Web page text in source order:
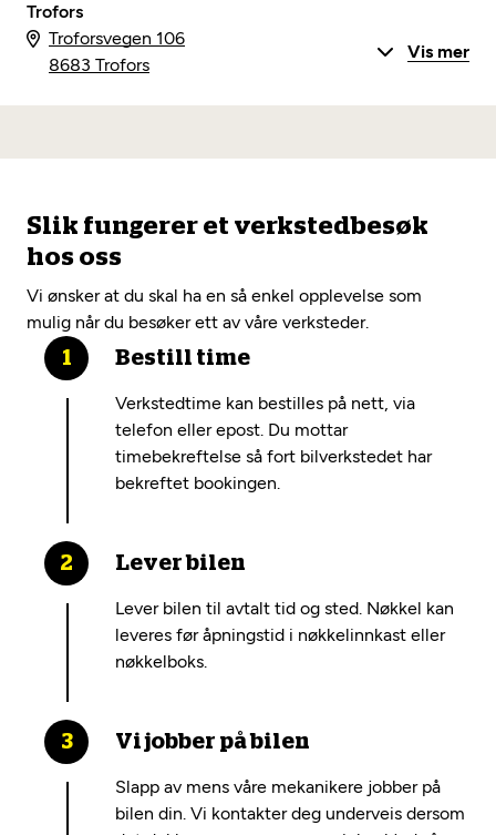
Trofors
Troforsvegen 106
8683 Trofors
Vis mer
Slik fungerer et verkstedbesøk
hos oss
Vi ønsker at du skal ha en så enkel opplevelse som
mulig når du besøker ett av våre verksteder.
Bestill time
Verkstedtime kan bestilles på nett, via
telefon eller epost. Du mottar
timebekreftelse så fort bilverkstedet har
bekreftet bookingen.
Lever bilen
Lever bilen til avtalt tid og sted. Nøkkel kan
leveres før åpningstid i nøkkelinnkast eller
nøkkelboks.
Vi jobber på bilen
Slapp av mens våre mekanikere jobber på
bilen din. Vi kontakter deg underveis dersom